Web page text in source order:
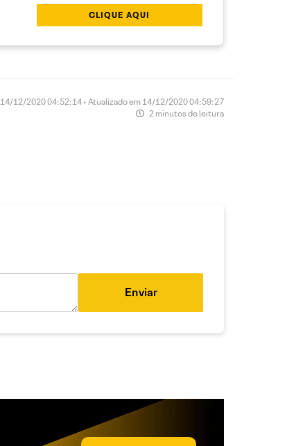
CLIQUE AQUI
14/12/2020 04:52:14 • Atualizado em 14/12/2020 04:59:27
2 minutos de leitura
Enviar